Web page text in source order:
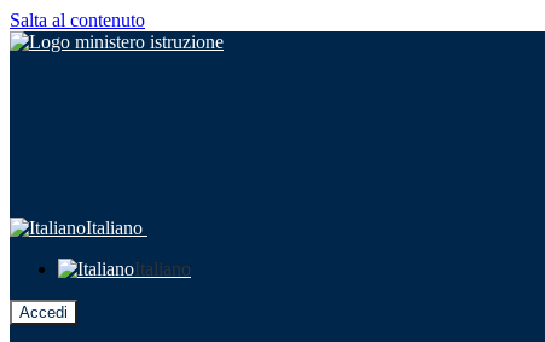
Salta al contenuto
Italiano
Italiano
Accedi